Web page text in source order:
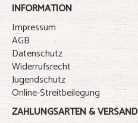
INFORMATION
Impressum
AGB
Datenschutz
Widerrufsrecht
Jugendschutz
Online-Streitbeilegung
ZAHLUNGSARTEN & VERSAND